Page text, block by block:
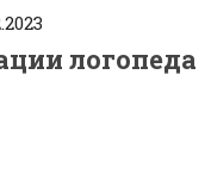
логопеда